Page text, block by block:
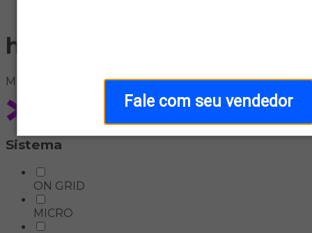
Fale com seu vendedor
hibrido
Meus
Sistema
ON GRID
MICRO